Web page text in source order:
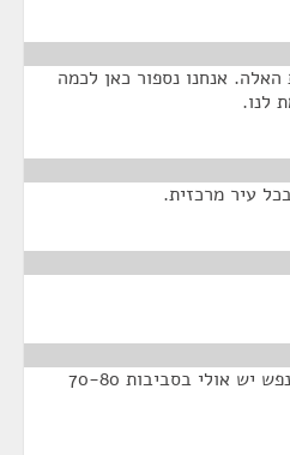
אנחנו נספור כאן לכמה
לנו.
עיר מרכזית.
כמה מרכזים יש? בבריאות הנפש יש אולי בסביבות 70-80